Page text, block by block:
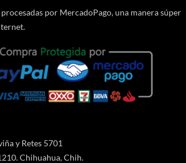
por MercadoPago, una manera súper
y Retes 5701
Chihuahua, Chih.